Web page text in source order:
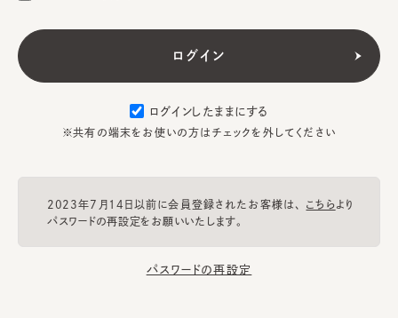
ログインしたままにする
※共有の端末をお使いの方はチェックを外してください
2023年7月14日以前に会員登録されたお客様は、 こちらより
パスワードの再設定をお願いいたします。
パスワードの再設定